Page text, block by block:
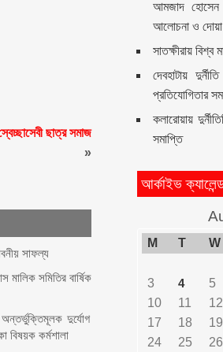
ছাত্র সমাজ
»
সাফল্য
মালিক সমিতির বার্ষিক
অন্তর্ভুক্তিমূলক দুর্যোগ
বিষয়ক কর্মশালা
আমজাদ হোসেন
আলোচনা ও দোয়া
সাতক্ষীরায় বিশ্ব
দেবহাটায়
প্রতিযোগিতার
কলারোয়ায়
সমাপ্তি
আর্কাইভ
M T W
3
4 5
10
11 12
17
18 19
24
25 26